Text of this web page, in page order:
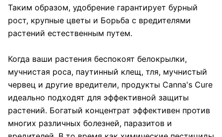
Таким образом, удобрение гарантирует бурный
рост, крупные цветы и Борьба с вредителями
растений естественным путем.
Когда ваши растения беспокоят белокрылки,
мучнистая роса, паутинный клещ, тля, мучнистый
червец и другие вредители, продукты Canna's Cure
идеально подходят для эффективной защиты
растений. Богатый концентрат эффективен против
многих различных болезней, паразитов и